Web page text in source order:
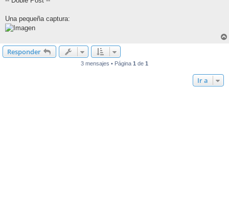
Una pequeña captura:
Responder
3 mensajes • Página 1 de 1
Ir a